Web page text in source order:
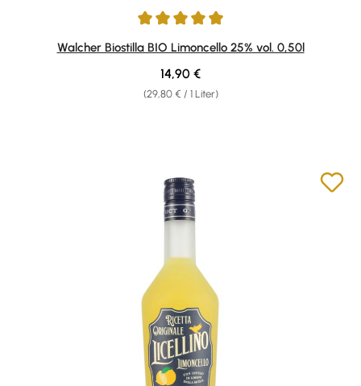
Durchschnittliche Bewertung von 4.91 von 5 Sternen
Walcher Biostilla BIO Limoncello 25% vol. 0,50l
(29,80 € / 1 Liter)
Regulärer Preis:
14,90 €